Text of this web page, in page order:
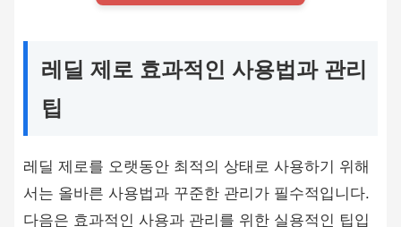
레딜 제로 효과적인 사용법과 관리
팁
레딜 제로를 오랫동안 최적의 상태로 사용하기 위해
서는 올바른 사용법과 꾸준한 관리가 필수적입니다.
다음은 효과적인 사용과 관리를 위한 실용적인 팁입